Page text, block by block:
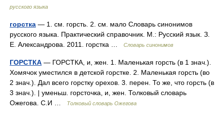
русского языка
горстка — 1. см. горсть. 2. см. мало Словарь синонимов
русского языка. Практический справочник. М.: Русский язык. З.
Е. Александрова. 2011. горстка …
Словарь синонимов
ГОРСТКА — ГОРСТКА, и, жен. 1. Маленькая горсть (в 1 знач.).
Хомячок уместился в детской горстке. 2. Маленькая горсть (во
2 знач.). Дал всего горстку орехов. 3. перен. То же, что горсть (в
3 знач.). | уменьш. горсточка, и, жен. Толковый словарь
Ожегова. С.И …
Толковый словарь Ожегова